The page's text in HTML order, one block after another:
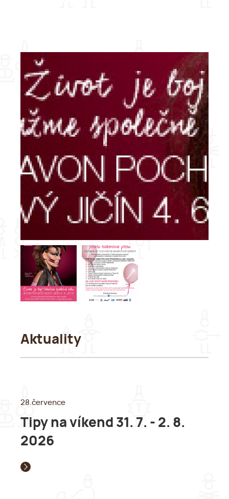
Aktuality
28.července
Tipy na víkend 31. 7. - 2. 8.
2026